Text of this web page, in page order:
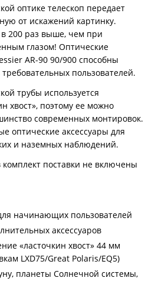
оптике телескоп передает
от искажений картинку.
200 раз выше, чем при
глазом! Оптические
AR-90 90/900 способны
пользователей.
трубы используется
хвост», поэтому ее можно
современных монтировок.
оптические аксессуары для
и наземных наблюдений.
комплект поставки не включены
начинающих пользователей
аксессуаров
«ласточкин хвост» 44 мм
LXD75/Great Polaris/EQ5)
планеты Солнечной системы,